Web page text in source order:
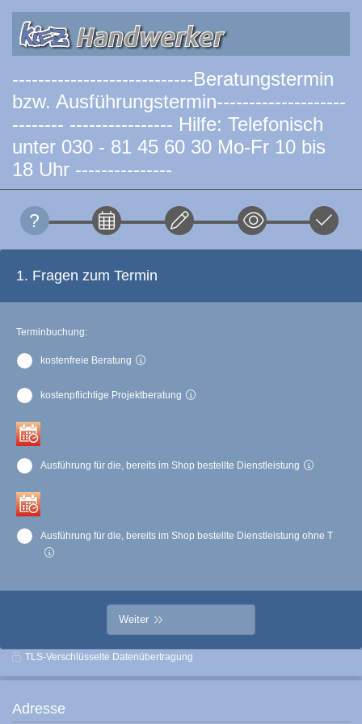
----------------------------Beratungstermin
bzw. Ausführungstermin--------------------
-------- ---------------- Hilfe: Telefonisch
unter 030 - 81 45 60 30 Mo-Fr 10 bis
18 Uhr ---------------
1. Fragen zum Termin
Terminbuchung:
kostenfreie Beratung
kostenpflichtige Projektberatung
Ausführung für die, bereits im Shop bestellte Dienstleistung
Ausführung für die, bereits im Shop bestellte Dienstleistung ohne T
Weiter
TLS-Verschlüsselte Datenübertragung
Adresse